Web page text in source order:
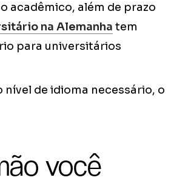
acadêmico, além de prazo
na Alemanha tem
para universitários
de idioma necessário, o
você